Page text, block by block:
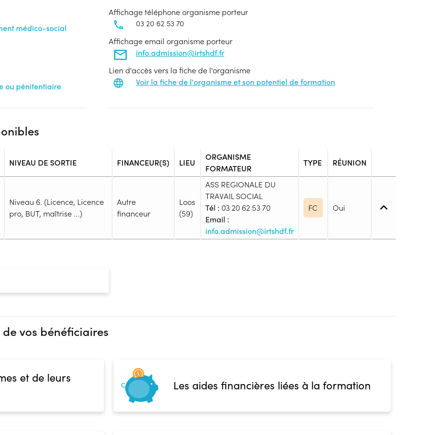
médico-social
ou pénitentiaire
Affichage téléphone organisme porteur
03 20 62 53 70
Affichage email organisme porteur
info.admission@irtshdf.fr
Lien d'accès vers la fiche de l'organisme
Voir la fiche de l'organisme et son potentiel de formation
NIVEAU DE SORTIE FINANCEUR(S) LIEU
ORGANISME
FORMATEUR
TYPE RÉUNION
Niveau 6. (Licence, Licence
pro, BUT, maîtrise ...)
Autre
financeur
Loos
(59)
ASS REGIONALE DU
TRAVAIL SOCIAL
Tél : 03 20 62 53 70
Email :
info.admission@irtshdf.fr
FC Oui
national ou d’un diplôme visé par le ministre chargé de l’enseignement
supérieur, sanctionnant un niveau de formation correspondant au moins à deux
ans d’études supérieures, ou d’un diplôme, certificat ou titre inscrit au répertoire
national des certifications professionnelles classé au niveau 5 du cadre national
des certifications professionnelles ; - Être titulaire d’un diplôme délivré par l’Etat
vos bénéficiaires
et de leurs
Les aides financières liées à la formation